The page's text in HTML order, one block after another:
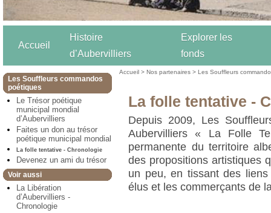
Accueil
Histoire
d’Aubervilliers
Explorer les
fonds
Les Souffleurs commandos
poétiques
Le Trésor poétique
municipal mondial
d’Aubervilliers
Faites un don au trésor
poétique municipal mondial
La folle tentative - Chronologie
Devenez un ami du trésor
Voir aussi
La Libération
d’Aubervilliers -
Chronologie
Accueil >Nos partenaires >Les Souffleurs
La folle tentative -
Depuis 2009, Les
Aubervilliers « La Folle
permanente du territoire
des propositions artistiques
un peu, en tissant des
élus et les commerçants de